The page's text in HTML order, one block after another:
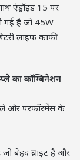
एंड्रॉइड 15 पर
गई है जो 45W
लाइफ काफी
का कॉम्बिनेशन
और परफॉरमेंस के
बेहद ब्राइट है और